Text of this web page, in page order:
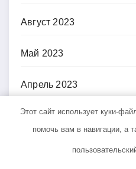
Август 2023
Май 2023
Апрель 2023
Февраль 2023
Декабрь 2022
Этот сайт использует куки-
помочь вам в навигации, а